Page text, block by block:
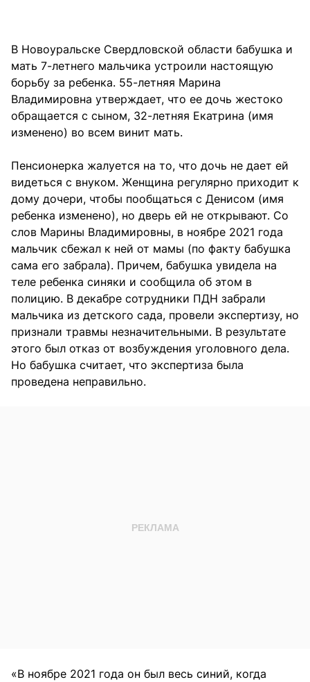
В Новоуральске Свердловской области бабушка и
мать 7-летнего мальчика устроили настоящую
борьбу за ребенка. 55-летняя Марина
Владимировна утверждает, что ее дочь жестоко
обращается с сыном, 32-летняя Екатрина (имя
изменено) во всем винит мать.
Пенсионерка жалуется на то, что дочь не дает ей
видеться с внуком. Женщина регулярно приходит к
дому дочери, чтобы пообщаться с Денисом (имя
ребенка изменено), но дверь ей не открывают. Со
слов Марины Владимировны, в ноябре 2021 года
мальчик сбежал к ней от мамы (по факту бабушка
сама его забрала). Причем, бабушка увидела на
теле ребенка синяки и сообщила об этом в
полицию. В декабре сотрудники ПДН забрали
мальчика из детского сада, провели экспертизу, но
признали травмы незначительными. В результате
этого был отказ от возбуждения уголовного дела.
Но бабушка считает, что экспертиза была
проведена неправильно.
«В ноябре 2021 года он был весь синий, когда